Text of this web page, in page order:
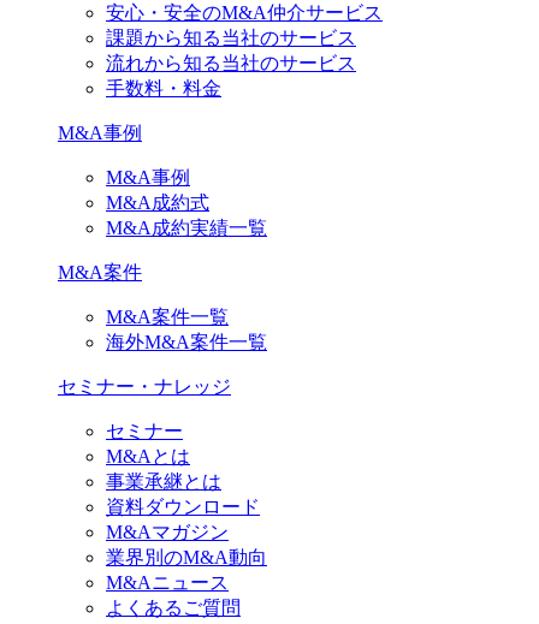
安心・安全のM&A仲介サービス
課題から知る当社のサービス
流れから知る当社のサービス
手数料・料金
M&A事例
M&A事例
M&A成約式
M&A成約実績一覧
M&A案件
M&A案件一覧
海外M&A案件一覧
セミナー・ナレッジ
セミナー
M&Aとは
事業承継とは
資料ダウンロード
M&Aマガジン
業界別のM&A動向
M&Aニュース
よくあるご質問